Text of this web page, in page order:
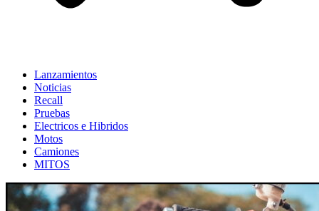
Lanzamientos
Noticias
Recall
Pruebas
Electricos e Hibridos
Motos
Camiones
MITOS